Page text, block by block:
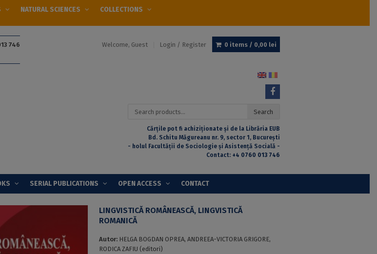
NATURAL SCIENCES COLLECTIONS
746
Welcome, Guest Login / Register 0 items / 0,00 lei
Search
Search
Cărțile pot fi achiziționate și de la Librăria EUB
Bd. Schitu Măgureanu nr. 9, sector 1, București
- holul Facultății de Sociologie și Asistență Socială -
Contact: +4 0760 013 746
SERIAL PUBLICATIONS OPEN ACCESS CONTACT
LINGVISTICĂ ROMÂNEASCĂ, LINGVISTICĂ
ROMANICĂ
Autor: HELGA BOGDAN OPREA, ANDREEA-VICTORIA GRIGORE,
RODICA ZAFIU (editori)